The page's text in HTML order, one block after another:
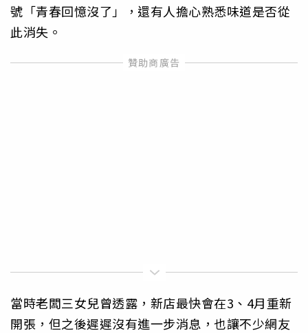
號「青春回憶沒了」，還有人擔心熟悉味道是否從
此消失。
當時老闆三女兒曾透露，新店最快會在3、4月重新
開張，但之後遲遲沒有進一步消息，也讓不少網友